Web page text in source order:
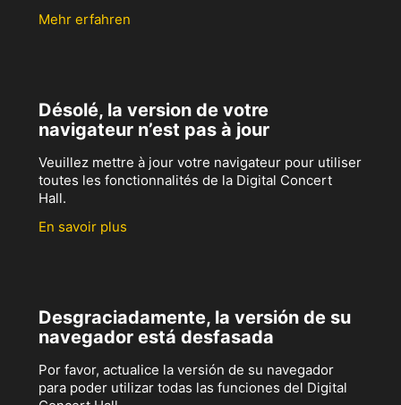
Mehr erfahren
Désolé, la version de votre
navigateur n’est pas à jour
Veuillez mettre à jour votre navigateur pour utiliser
toutes les fonctionnalités de la Digital Concert
Hall.
En savoir plus
Desgraciadamente, la versión de su
navegador está desfasada
Por favor, actualice la versión de su navegador
para poder utilizar todas las funciones del Digital